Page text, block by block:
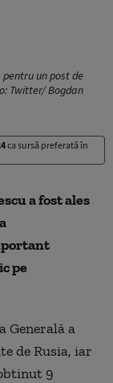
un post de
Twitter/ Bogdan
ca sursă preferată în
a fost ales
pe
Generală a
de Rusia, iar
9